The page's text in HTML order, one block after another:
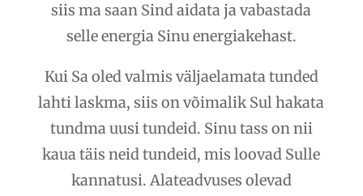
siis ma saan Sind aidata ja vabastada
selle energia Sinu energiakehast.
Kui Sa oled valmis väljaelamata tunded
lahti laskma, siis on võimalik Sul hakata
tundma uusi tundeid. Sinu tass on nii
kaua täis neid tundeid, mis loovad Sulle
kannatusi. Alateadvuses olevad